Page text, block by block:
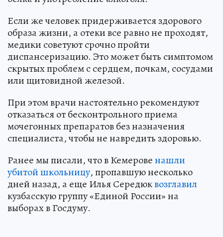
Если же человек придерживается здорового
образа жизни, а отеки все равно не проходят,
медики советуют срочно пройти
диспансеризацию. Это может быть симптомом
скрытых проблем с сердцем, почкам, сосудами
или щитовидной железой.
При этом врачи настоятельно рекомендуют
отказаться от бесконтрольного приема
мочегонных препаратов без назначения
специалиста, чтобы не навредить здоровью.
Ранее мы писали, что в Кемеровенашли
убитой школьницу, пропавшую несколько
дней назад, а еще Илья Середюквозглавил
кузбасскую группу «Единой России» на
выборах в Госдуму.